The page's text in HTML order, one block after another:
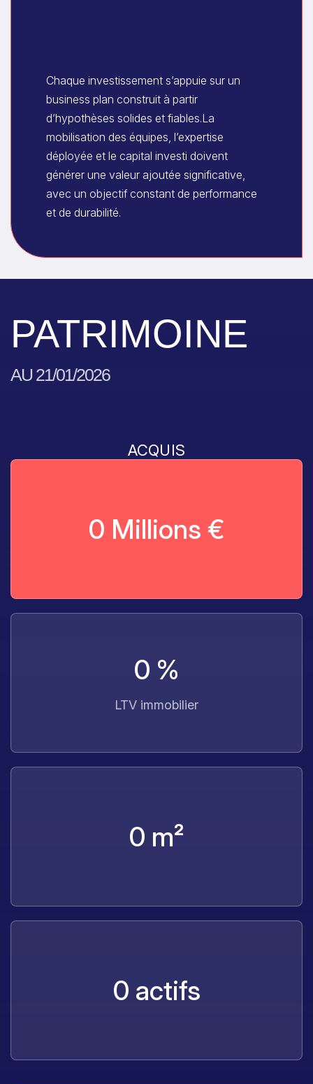
Chaque investissement s’appuie sur un
business plan construit à partir
d’hypothèses solides et fiables.La
mobilisation des équipes, l’expertise
déployée et le capital investi doivent
générer une valeur ajoutée significative,
avec un objectif constant de performance
et de durabilité.
PATRIMOINE
AU 21/01/2026
ACQUIS
0 Millions €
0 %
LTV immobilier
0 m²
0 actifs